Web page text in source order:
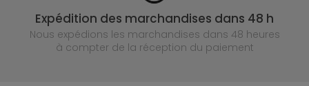
Expédition des marchandises dans 48 h
Nous expédions les marchandises dans 48 heures
à compter de la réception du paiement